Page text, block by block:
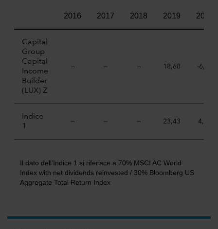
2016 2017 2018 2019 2020
Capital
Group
Capital
Income
Builder
(LUX) Z
— — — 18,68 -6,07
Indice
1
— — — 23,43 4,84
Il dato dell’Indice 1 si riferisce a 70% MSCI AC World
Index with net dividends reinvested / 30% Bloomberg US
Aggregate Total Return Index